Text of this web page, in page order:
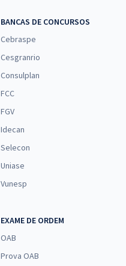
BANCAS DE CONCURSOS
Cebraspe
Cesgranrio
Consulplan
FCC
FGV
Idecan
Selecon
Uniase
Vunesp
EXAME DE ORDEM
OAB
Prova OAB